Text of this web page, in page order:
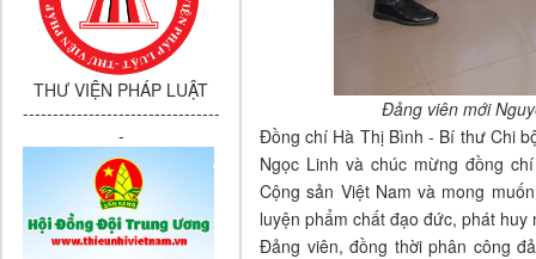
THƯ VIỆN PHÁP LUẬT
---------------------------------
-
Đảng viên mới
Đồng chí Hà Thị Bình - Bí thư Chi
Ngọc Linh và chúc mừng đồng
Cộng sản Việt Nam và mong
luyện phẩm chất đạo đức, phát
Đảng viên, đồng thời phân công